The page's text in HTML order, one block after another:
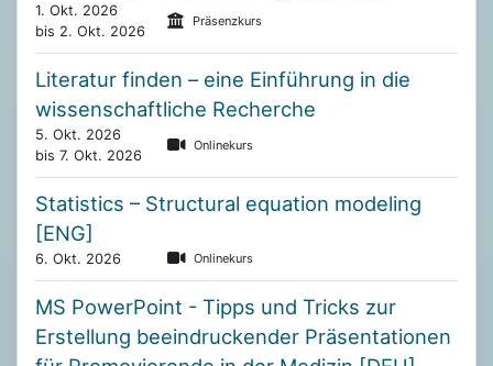
1. Okt. 2026
bis 2. Okt. 2026
Präsenzkurs
Literatur finden – eine Einführung in die
wissenschaftliche Recherche
5. Okt. 2026
bis 7. Okt. 2026
Onlinekurs
Statistics – Structural equation modeling
[ENG]
6. Okt. 2026 Onlinekurs
MS PowerPoint - Tipps und Tricks zur
Erstellung beeindruckender Präsentationen